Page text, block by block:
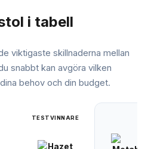
i tabell
viktigaste skillnaderna mellan
snabbt kan avgöra vilken
behov och din budget.
TESTVINNARE